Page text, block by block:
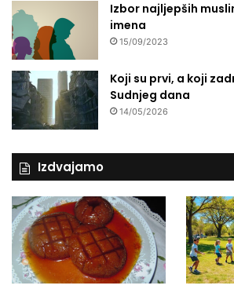
Izbor najljepših
imena
15/09/2023
Koji su prvi, a koji
Sudnjeg dana
14/05/2026
Izdvajamo